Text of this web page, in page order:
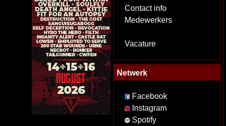
Contact info
Medewerkers
Vacature
Netwerk
Facebook
Instagram
Spotify